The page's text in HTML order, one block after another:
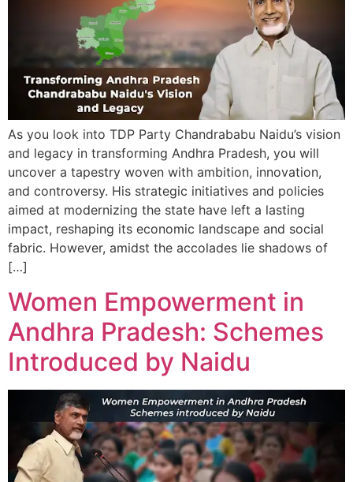
As you look into TDP Party Chandrababu Naidu’s vision
and legacy in transforming Andhra Pradesh, you will
uncover a tapestry woven with ambition, innovation,
and controversy. His strategic initiatives and policies
aimed at modernizing the state have left a lasting
impact, reshaping its economic landscape and social
fabric. However, amidst the accolades lie shadows of
[…]
Women Empowerment in
Andhra Pradesh: Schemes
Introduced by Naidu